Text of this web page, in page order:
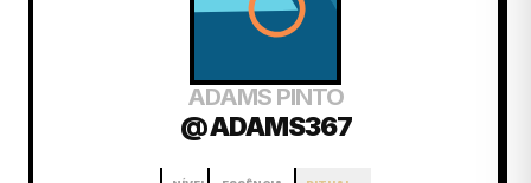
ADAMS PINTO
@ ADAMS367